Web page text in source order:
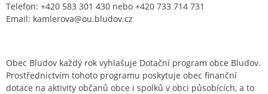
Telefon: +420 583 301 430 nebo +420 733 714 731
Email: kamlerova@ou.bludov.cz
Obec Bludov každý rok vyhlašuje Dotační program obce Bludov.
Prostřednictvím tohoto programu poskytuje obec finanční
dotace na aktivity občanů obce i spolků v obci působících, a to